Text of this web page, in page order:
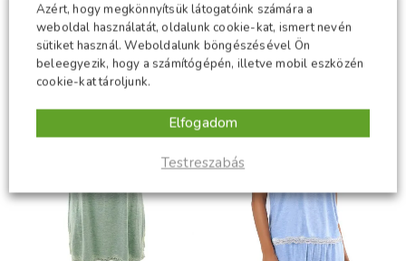
KAPCSOLÓDÓ TERMÉKEK
-50% -50%
Azért, hogy megkönnyítsük látogatóink számára a
weboldal használatát, oldalunk cookie-kat, ismert nevén
sütiket használ. Weboldalunk böngészésével Ön
beleegyezik, hogy a számítógépén, illetve mobil eszközén
cookie-kat tároljunk.
Testreszabás
Elfogadom